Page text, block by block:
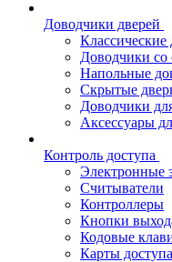
Доводчики дверей
Классические
Доводчики со
Напольные
Скрытые
Доводчики
Аксессуары
Контроль доступа
Электронные
Считыватели
Контроллеры
Кнопки
Кодовые
Карты